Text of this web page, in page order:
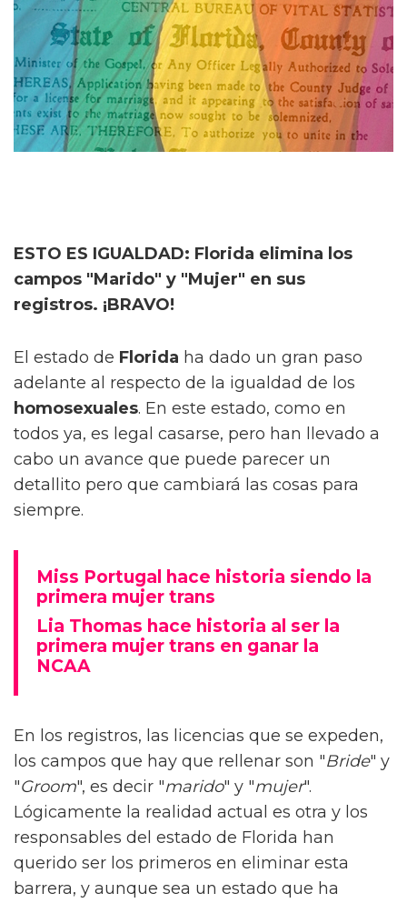
ESTO ES IGUALDAD: Florida elimina los
campos "Marido" y "Mujer" en sus
registros. ¡BRAVO!
El estado de Florida ha dado un gran paso
adelante al respecto de la igualdad de los
homosexuales. En este estado, como en
todos ya, es legal casarse, pero han llevado a
cabo un avance que puede parecer un
detallito pero que cambiará las cosas para
siempre.
Miss Portugal hace historia siendo la
primera mujer trans
Lia Thomas hace historia al ser la
primera mujer trans en ganar la
NCAA
En los registros, las licencias que se expeden,
los campos que hay que rellenar son "Bride" y
"Groom", es decir "marido" y "mujer".
Lógicamente la realidad actual es otra y los
responsables del estado de Florida han
querido ser los primeros en eliminar esta
barrera, y aunque sea un estado que ha